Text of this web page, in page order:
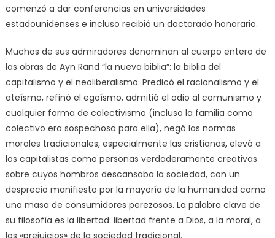
comenzó a dar conferencias en universidades
estadounidenses e incluso recibió un doctorado honorario.
Muchos de sus admiradores denominan al cuerpo entero de
las obras de Ayn Rand “la nueva biblia”: la biblia del
capitalismo y el neoliberalismo. Predicó el racionalismo y el
ateísmo, refinó el egoísmo, admitió el odio al comunismo y
cualquier forma de colectivismo (incluso la familia como
colectivo era sospechosa para ella), negó las normas
morales tradicionales, especialmente las cristianas, elevó a
los capitalistas como personas verdaderamente creativas
sobre cuyos hombros descansaba la sociedad, con un
desprecio manifiesto por la mayoría de la humanidad como
una masa de consumidores perezosos. La palabra clave de
su filosofía es la libertad: libertad frente a Dios, a la moral, a
los «prejuicios» de la sociedad tradicional.